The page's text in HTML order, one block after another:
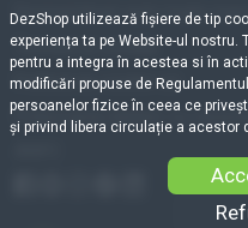
Dezmembrari auto toate
Termeni și condiții
Politică de cookie-uri
Prelucrarea datelor cu
DezShop utilizează fişiere de tip
experiența ta pe Website-ul
pentru a integra în acestea si în
modificări propuse de
persoanelor fizice în ceea ce
și privind libera circulație a acestor